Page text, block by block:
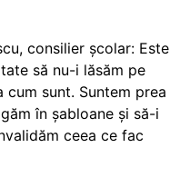
consilier școlar: Este
să nu-i lăsăm pe
cum sunt. Suntem prea
în șabloane și să-i
ceea ce fac